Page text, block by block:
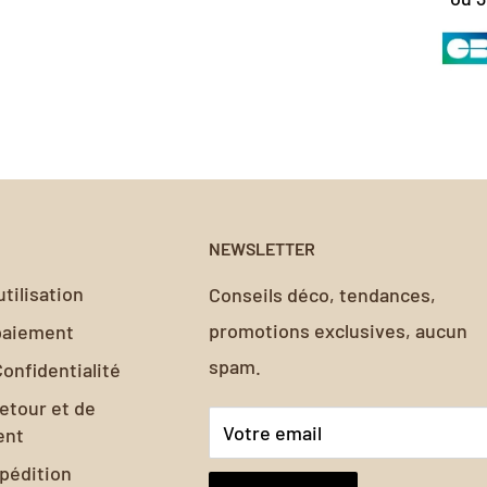
peuvent
pour une assistance
à travers notre processus de retour et de
et de
NEWSLETTER
Conseils déco, tendances,
promotions exclusives, aucun
spam.
Votre email